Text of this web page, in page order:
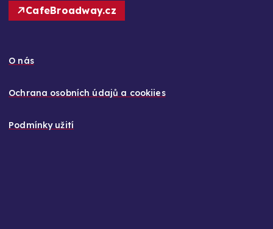
CafeBroadway.cz
O nás
Ochrana osobních údajů a cookiies
Podmínky užití